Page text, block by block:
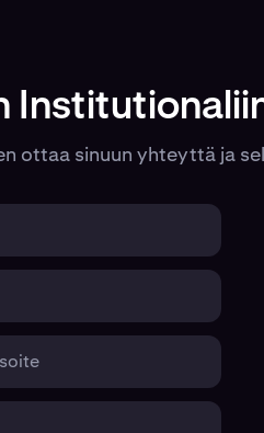
ottaa sinuun yhteyttä ja